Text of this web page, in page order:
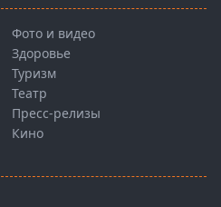
Фото и видео
Здоровье
Туризм
Театр
Пресс-релизы
Кино